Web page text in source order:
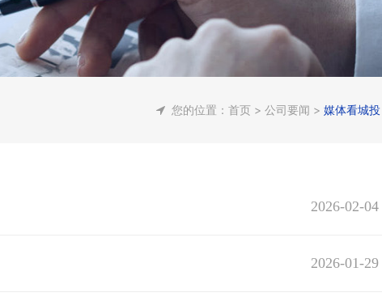
您的位置： 首页 > 公司要闻 > 媒体看城投
2026-02-04
2026-01-29